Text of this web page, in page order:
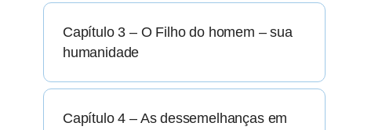
Capítulo 3 – O Filho do homem – sua
humanidade
Capítulo 4 – As dessemelhanças em